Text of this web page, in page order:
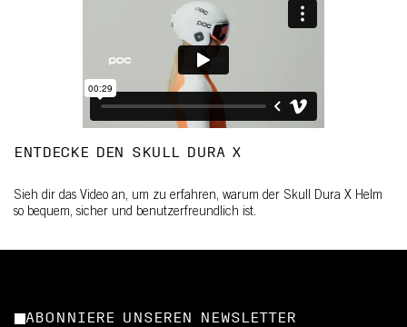
ENTDECKE DEN SKULL DURA X
Sieh dir das Video an, um zu erfahren, warum der Skull Dura X Helm
so bequem, sicher und benutzerfreundlich ist.
ABONNIERE UNSEREN NEWSLETTER